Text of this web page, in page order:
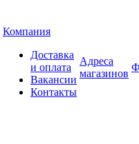
Компания
Доставка
и оплата
Вакансии
Контакты
Адреса
магазинов